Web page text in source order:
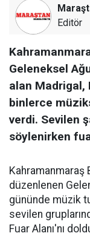
Editör
Geleneksel
alan Madrigal,
binlerce
verdi. Sevilen
söylenirken
Kahramanmaraş
düzenlenen
gününde müzik
sevilen
Fuar Alanı'nı